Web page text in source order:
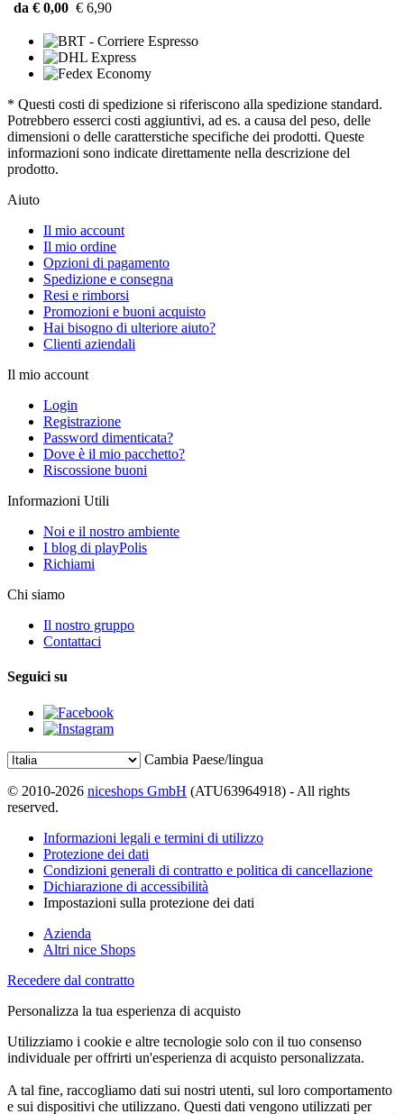
da € 0,00 € 6,90
* Questi costi di spedizione si riferiscono alla spedizione standard.
Potrebbero esserci costi aggiuntivi, ad es. a causa del peso, delle
dimensioni o delle caratterstiche specifiche dei prodotti. Queste
informazioni sono indicate direttamente nella descrizione del
prodotto.
Aiuto
Il mio account
Il mio ordine
Opzioni di pagamento
Spedizione e consegna
Resi e rimborsi
Promozioni e buoni acquisto
Hai bisogno di ulteriore aiuto?
Clienti aziendali
Il mio account
Login
Registrazione
Password dimenticata?
Dove è il mio pacchetto?
Riscossione buoni
Informazioni Utili
Noi e il nostro ambiente
I blog di playPolis
Richiami
Chi siamo
Il nostro gruppo
Contattaci
Seguici su
Cambia Paese/lingua
© 2010-2026 niceshops GmbH (ATU63964918) - All rights
reserved.
Informazioni legali e termini di utilizzo
Protezione dei dati
Condizioni generali di contratto e politica di cancellazione
Dichiarazione di accessibilità
Impostazioni sulla protezione dei dati
Azienda
Altri nice Shops
Recedere dal contratto
Personalizza la tua esperienza di acquisto
Utilizziamo i cookie e altre tecnologie solo con il tuo consenso
individuale per offrirti un'esperienza di acquisto personalizzata.
A tal fine, raccogliamo dati sui nostri utenti, sul loro comportamento
e sui dispositivi che utilizzano. Questi dati vengono utilizzati per